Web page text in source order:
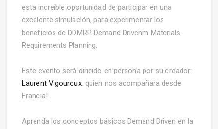
esta increíble oportunidad de participar en una
excelente simulación, para experimentar los
beneficios de DDMRP, Demand Drivenm Materials
Requirements Planning.
Este evento será dirigido en persona por su creador:
Laurent Vigouroux. quien nos acompañara desde
Francia!
Aprenda los conceptos básicos Demand Driven en la